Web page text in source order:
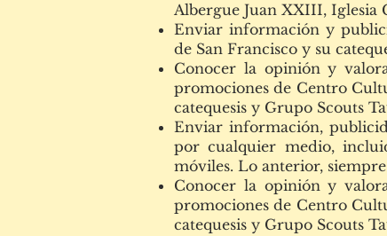
Albergue Juan XXIII, Iglesia
Enviar información y
de San Francisco y su
Conocer la opinión y
promociones de Centro
catequesis y Grupo Scouts
Enviar información,
por cualquier medio,
móviles. Lo anterior,
Conocer la opinión y
promociones de Centro
catequesis y Grupo Scouts